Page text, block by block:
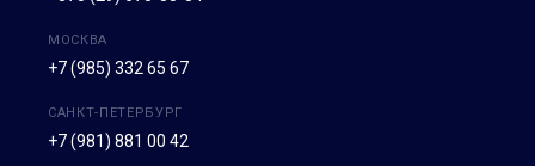
МОСКВА
+7 (985) 332 65 67
САНКТ-ПЕТЕРБУРГ
+7 (981) 881 00 42